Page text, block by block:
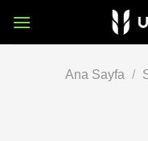
atla
Ana Sayfa /